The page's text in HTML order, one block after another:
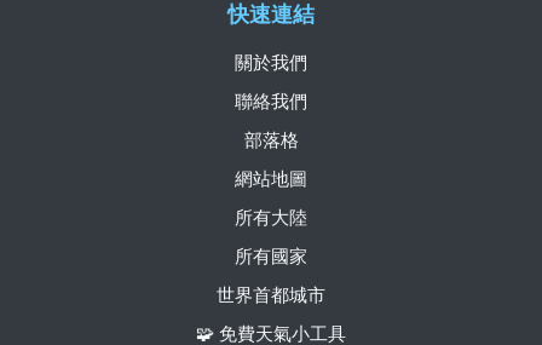
快速連結
關於我們
聯絡我們
部落格
網站地圖
所有大陸
所有國家
世界首都城市
🧩 免費天氣小工具